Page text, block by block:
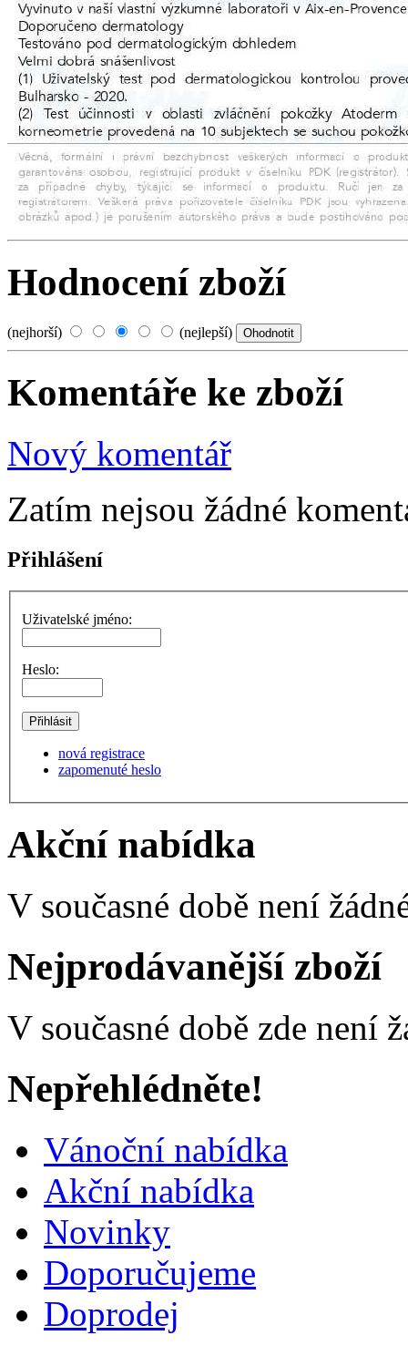
Hodnocení zboží
(nejhorší) (nejlepší)
Komentáře ke zboží
Nový komentář
Zatím nejsou žádné
Přihlášení
Uživatelské jméno:
Heslo:
nová registrace
zapomenuté heslo
Akční nabídka
V současné době není
Nejprodávanější zboží
V současné době zde není
Nepřehlédněte!
Vánoční nabídka
Akční nabídka
Novinky
Doporučujeme
Doprodej